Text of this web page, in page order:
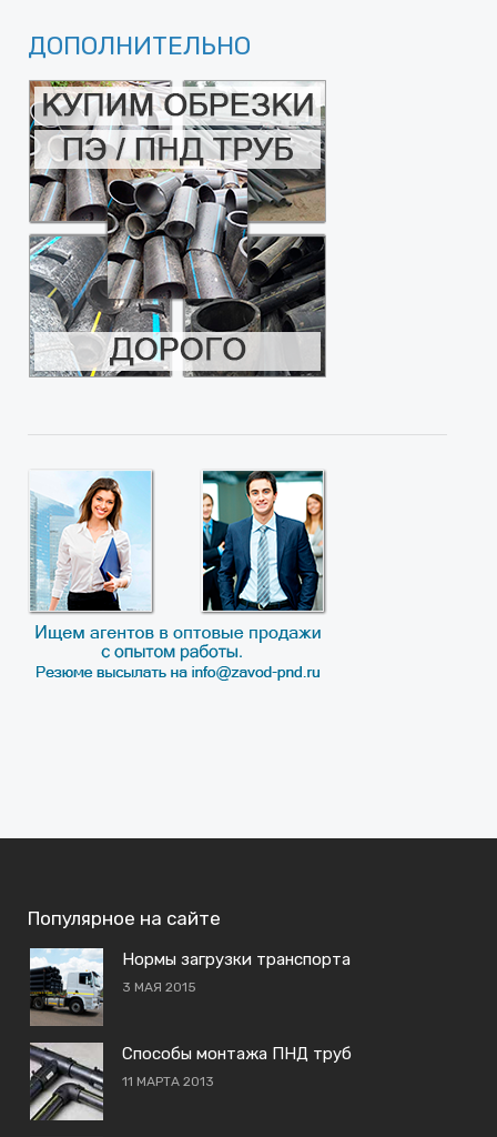
ДОПОЛНИТЕЛЬНО
Популярное на сайте
Нормы загрузки транспорта
3 МАЯ 2015
Способы монтажа ПНД труб
11 МАРТА 2013